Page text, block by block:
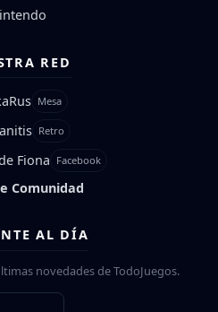
RED
Mesa
Retro
Fiona Facebook
Comunidad
AL DÍA
novedades de TodoJuegos.